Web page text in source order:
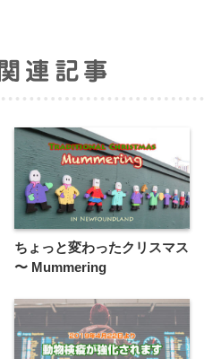
関連記事
ちょっと変わったクリスマス
〜 Mummering